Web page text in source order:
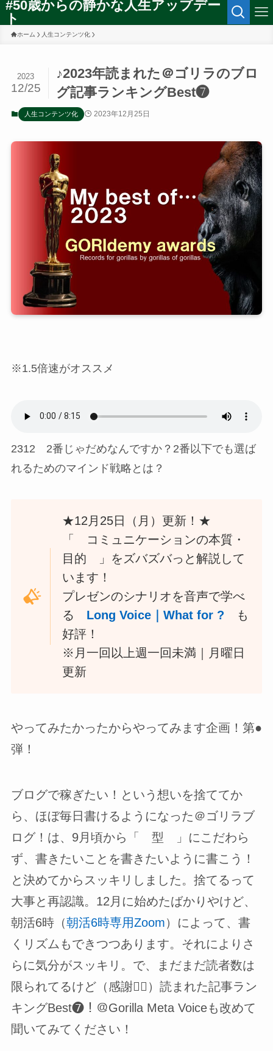
#50歳からの静かな人生アップデー
ト
ホーム 人生コンテンツ化
♪2023年読まれた＠ゴリラのブロ
グ記事ランキングBest❼
2023
12/25
人生コンテンツ化 2023年12月25日
※1.5倍速がオススメ
2312 2番じゃだめなんですか？2番以下でも選ば
れるためのマインド戦略とは？
★12月25日（月）更新！★
「 コミュニケーションの本質・
目的 」をズバズバっと解説して
います！
プレゼンのシナリオを音声で学べ
る Long Voice｜What for ? も
好評！
※月一回以上週一回未満｜月曜日
更新
やってみたかったからやってみます企画！第●
弾！
ブログで稼ぎたい！という想いを捨ててか
ら、ほぼ毎日書けるようになった＠ゴリラブ
ログ！は、9月頃から「 型 」にこだわら
ず、書きたいことを書きたいように書こう！
と決めてからスッキリしました。捨てるって
大事と再認識。12月に始めたばかりやけど、
朝活6時（朝活6時専用Zoom）によって、書
くリズムもできつつあります。それによりさ
らに気分がスッキリ。で、まだまだ読者数は
限られてるけど（感謝🙇‍♀）読まれた記事ラン
キングBest❼！＠Gorilla Meta Voiceも改めて
聞いてみてください！